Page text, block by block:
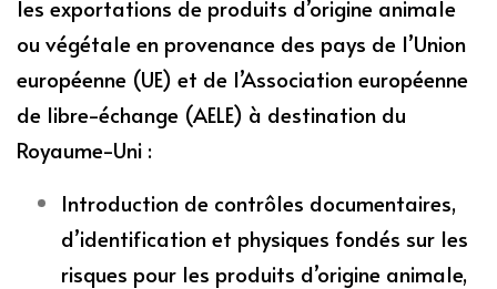
les exportations de produits d’origine animale
ou végétale en provenance des pays de l’Union
européenne (UE) et de l’Association européenne
de libre-échange (AELE) à destination du
Royaume-Uni :
Introduction de contrôles documentaires,
d’identification et physiques fondés sur les
risques pour les produits d’origine animale,